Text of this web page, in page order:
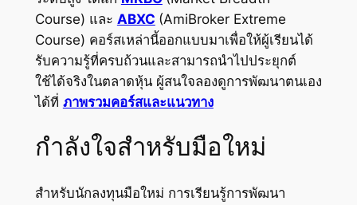
Course) และ ABXC (AmiBroker Extreme
Course) คอร์สเหล่านี้ออกแบบมาเพื่อให้ผู้เรียนได้
รับความรู้ที่ครบถ้วนและสามารถนำไปประยุกต์
ใช้ได้จริงในตลาดหุ้น ผู้สนใจลองดูการพัฒนาตนเอง
ได้ที่ ภาพรวมคอร์สและแนวทาง
กำลังใจสำหรับมือใหม่
สำหรับนักลงทุนมือใหม่ การเรียนรู้การพัฒนา